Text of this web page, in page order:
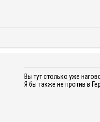
Вы тут столько уже
Я бы также не против в